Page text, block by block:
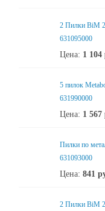
2 Пилки BiM
631095000
Цена: 1 104
5 пилок
631990000
Цена: 1 567
Пилки по
631093000
Цена: 841
2 Пилки BiM